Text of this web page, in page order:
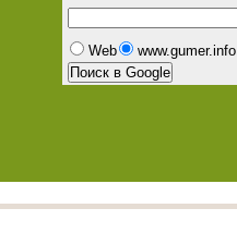
Web www.gumer.info